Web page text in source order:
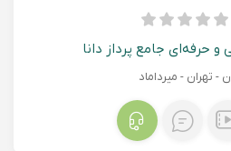
و حرفه‌ای جامع پرداز دانا
- تهران - میرداماد